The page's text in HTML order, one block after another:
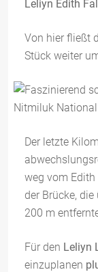
Leliyn Edith
Von hier fließt
Stück weiter
Der letzte
weg vom Edith
der Brücke,
200 m
Für den Leliyn
einzuplanen